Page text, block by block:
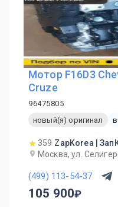
Мотор F16D3
Cruze
96475805
новый(я) оригинал
359 ZapKorea |
Москва, ул.
(499) 113-54-37
105 900